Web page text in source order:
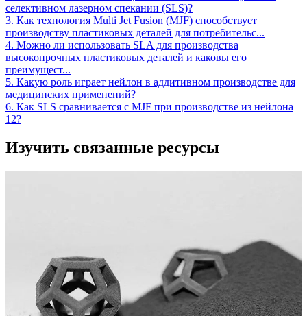
селективном лазерном спекании (SLS)?
3. Как технология Multi Jet Fusion (MJF) способствует
производству пластиковых деталей для потребительс...
4. Можно ли использовать SLA для производства
высокопрочных пластиковых деталей и каковы его
преимущест...
5. Какую роль играет нейлон в аддитивном производстве для
медицинских применений?
6. Как SLS сравнивается с MJF при производстве из нейлона
12?
Изучить связанные ресурсы